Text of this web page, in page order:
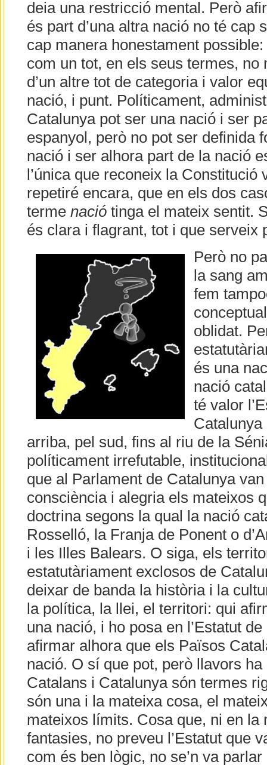
deia una restricció mental. Però
és part d’una altra nació no té cap
cap manera honestament
com un tot, en els seus termes, no
d’un altre tot de categoria i valor
nació, i punt. Políticament,
Catalunya pot ser una nació i ser
espanyol, però no pot ser definida
nació i ser alhora part de la nació
l’única que reconeix la Constitució
repetiré encara, que en els dos
terme naciótinga el mateix sentit.
és clara i flagrant, tot i que serveix
Però no
la sang
fem
oblidat.
és una
nació
té valor
Catalunya
arriba, pel sud, fins al riu de la
políticament irrefutable,
que al Parlament de Catalunya
consciència i alegria els mateixos
doctrina segons la qual la nació
Rosselló, la Franja de Ponent o
i les Illes Balears. O siga, els
estatutàriament exclosos de
deixar de banda la història i la
la política, la llei, el territori: qui
una nació, i ho posa en l’Estatut
afirmar alhora que els Països
nació. O sí que pot, però llavors ha
Catalans i Catalunya són termes
són una i la mateixa cosa, el
mateixos límits. Cosa que, ni en la
fantasies, no preveu l’Estatut que
com és ben lògic, no se’n va